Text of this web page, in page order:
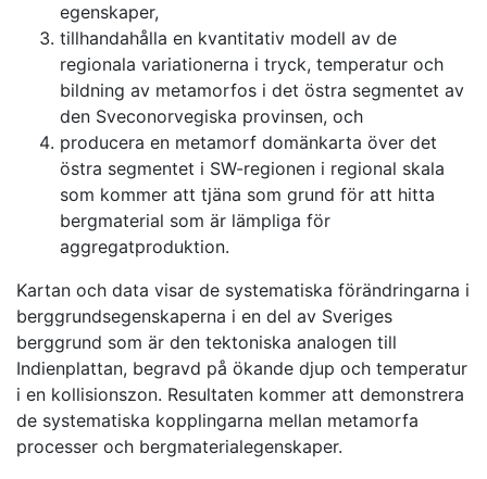
egenskaper,
tillhandahålla en kvantitativ modell av de
regionala variationerna i tryck, temperatur och
bildning av metamorfos i det östra segmentet av
den Sveconorvegiska provinsen, och
producera en metamorf domänkarta över det
östra segmentet i SW-regionen i regional skala
som kommer att tjäna som grund för att hitta
bergmaterial som är lämpliga för
aggregatproduktion.
Kartan och data visar de systematiska förändringarna i
berggrundsegenskaperna i en del av Sveriges
berggrund som är den tektoniska analogen till
Indienplattan, begravd på ökande djup och temperatur
i en kollisionszon. Resultaten kommer att demonstrera
de systematiska kopplingarna mellan metamorfa
processer och bergmaterialegenskaper.